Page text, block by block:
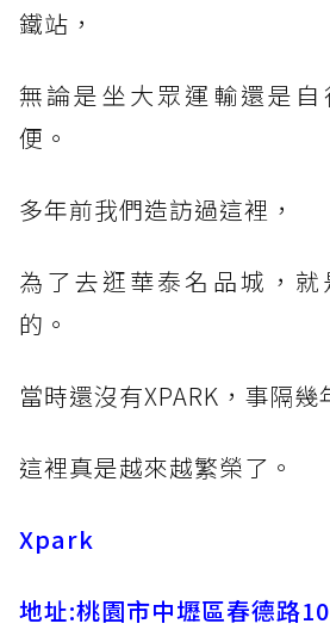
鐵站，
無論是坐大眾運輸還是
便。
多年前我們造訪過這裡，
為了去逛華泰名品城，
的。
當時還沒有XPARK，事隔幾
這裡真是越來越繁榮了。
Xpark
地址:桃園市中壢區春德路